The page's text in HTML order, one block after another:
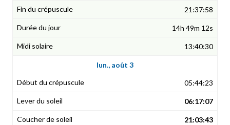
21:37:58
14h 49m 12s
13:40:30
lun., août 3
05:44:23
06:17:07
21:03:43